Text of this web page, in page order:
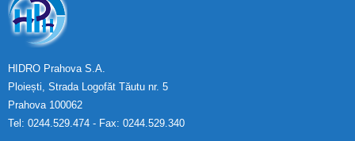
HIDRO Prahova S.A.
Ploiești, Strada Logofăt Tăutu nr. 5
Prahova 100062
Tel: 0244.529.474 - Fax: 0244.529.340